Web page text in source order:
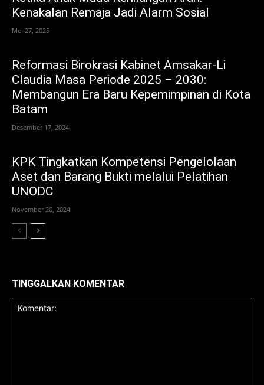
Kenakalan Remaja Jadi Alarm Sosial
Mei 27, 2025
Reformasi Birokrasi Kabinet Amsakar-Li
Claudia Masa Periode 2025 – 2030:
Membangun Era Baru Kepemimpinan di Kota
Batam
Desember 17, 2024
KPK Tingkatkan Kompetensi Pengelolaan
Aset dan Barang Bukti melalui Pelatihan
UNODC
November 20, 2024
TINGGALKAN KOMENTAR